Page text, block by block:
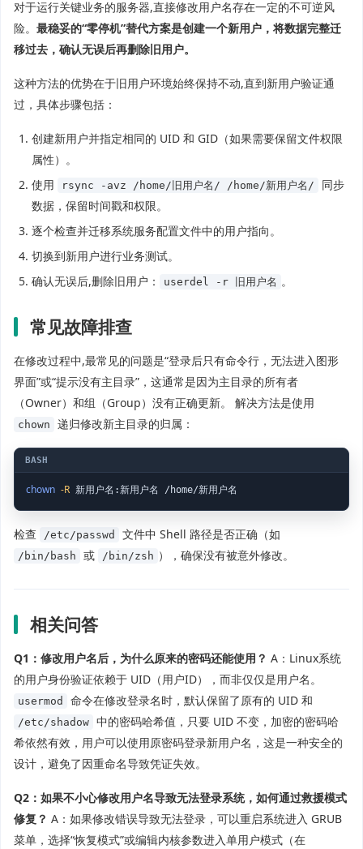
对于运行关键业务的服务器,直接修改用户名存在一定的不可逆风
险。 最稳妥的“零停机”替代方案是创建一个新用户，将数据完整迁
移过去，确认无误后再删除旧用户。
这种方法的优势在于旧用户环境始终保持不动,直到新用户验证通
过，具体步骤包括：
创建新用户并指定相同的 UID 和 GID（如果需要保留文件权限
属性）。
使用
rsync -avz /home/旧用户名/ /home/新用户名/
同步
数据，保留时间戳和权限。
逐个检查并迁移系统服务配置文件中的用户指向。
切换到新用户进行业务测试。
确认无误后,删除旧用户：
userdel -r 旧用户名 。
常见故障排查
在修改过程中,最常见的问题是“登录后只有命令行，无法进入图形
界面”或“提示没有主目录”，这通常是因为主目录的所有者
（Owner）和组（Group）没有正确更新。 解决方法是使用
chown 递归修改新主目录的归属：
chown -R 新用户名:新用户名 /home/新用户名
检查 /etc/passwd 文件中 Shell 路径是否正确（如
/bin/bash 或 /bin/zsh ），确保没有被意外修改。
相关问答
Q1：修改用户名后，为什么原来的密码还能使用？ A：Linux系统
的用户身份验证依赖于 UID（用户ID），而非仅仅是用户名。
usermod 命令在修改登录名时，默认保留了原有的 UID 和
/etc/shadow 中的密码哈希值，只要 UID 不变，加密的密码哈
希依然有效，用户可以使用原密码登录新用户名，这是一种安全的
设计，避免了因重命名导致凭证失效。
Q2：如果不小心修改用户名导致无法登录系统，如何通过救援模式
修复？ A：如果修改错误导致无法登录，可以重启系统进入 GRUB
菜单，选择“恢复模式”或编辑内核参数进入单用户模式（在